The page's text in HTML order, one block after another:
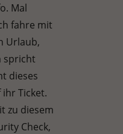
Mal
fahre mit
Urlaub,
spricht
dieses
ihr Ticket.
zu diesem
Check,